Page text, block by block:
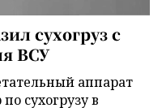
сухогруз с
ВСУ
аппарат
сухогрузу в